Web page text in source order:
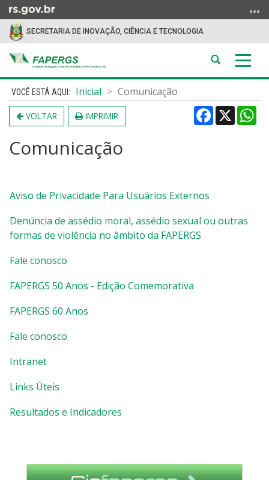
para
conteúdo
para
menu
SECRETARIA DE INOVAÇÃO, CIÊNCIA E TECNOLOGIA
a
Abrir
a
Início
do
conteúdo
Inicial Comunicação
VOLTAR IMPRIMIR Facebook
X
Comunicação
Aviso de Privacidade Para Usuários Externos
Denúncia de assédio moral, assédio sexual ou outras
formas de violência no âmbito da FAPERGS
Fale conosco
FAPERGS 50 Anos - Edição Comemorativa
FAPERGS 60 Anos
Fale conosco
Intranet
Links Úteis
Resultados e Indicadores